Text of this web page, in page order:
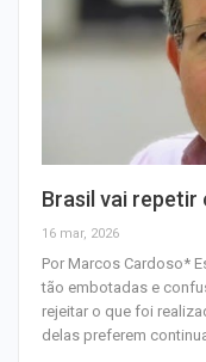
Brasil vai repetir
16 mar, 2026
Por Marcos Cardoso*
tão embotadas e
rejeitar o que foi
delas preferem